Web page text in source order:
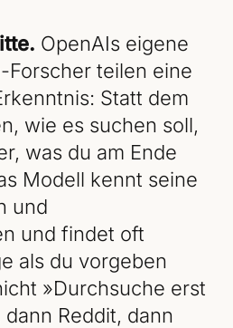
OpenAIs eigene
Forscher teilen eine
Statt dem
wie es suchen soll,
was du am Ende
Modell kennt seine
und
und findet oft
als du vorgeben
»Durchsuche erst
Reddit, dann